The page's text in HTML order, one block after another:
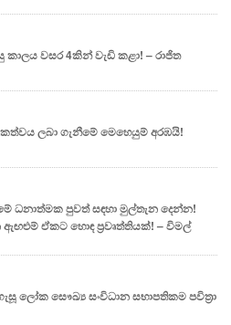
වසර 4කින් වැඩි කළා! – රාජිත
ලබා ගැනීමේ මෙහෙයුම් අරඹයි!
ධනාත්මක පුවත් සඳහා මුල්තැන දෙන්න!
ඒකට හොඳ ප්‍රවෘත්තියක්! – විමල්
ලෝක සෞඛ්‍ය සංවිධාන සභාපතිකම පවිත්‍රා